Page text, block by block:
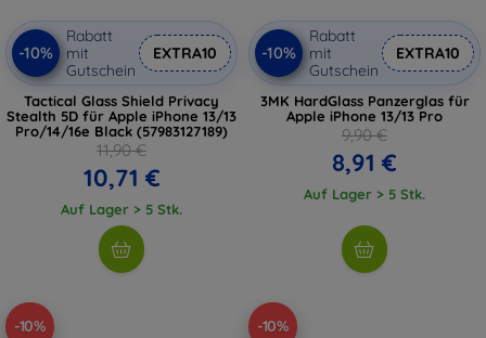
-10%
Rabatt
mit
Gutschein
EXTRA10
Tactical Glass Shield Privacy
Stealth 5D für Apple iPhone 13/13
Pro/14/16e Black (57983127189)
11,90 €
10,71 €
Auf Lager > 5 Stk.
-10%
Rabatt
mit
Gutschein
EXTRA10
3MK HardGlass Panzerglas für
Apple iPhone 13/13 Pro
9,90 €
8,91 €
Auf Lager > 5 Stk.
-10% -10%